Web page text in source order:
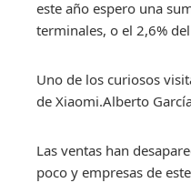
este año espero una
terminales, o el 2,6%
Uno de los curiosos
de Xiaomi.Alberto
Las ventas han
poco y empresas de